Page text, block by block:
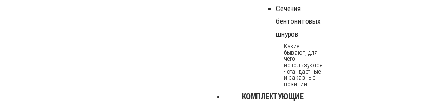
Сечения
бентонитовых
шнуров
Какие
бывают, для
чего
используются
- стандартные
и заказные
позиции
КОМПЛЕКТУЮЩИЕ